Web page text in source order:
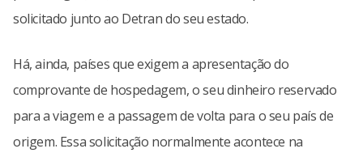
solicitado junto ao Detran do seu estado.
Há, ainda, países que exigem a apresentação do
comprovante de hospedagem, o seu dinheiro reservado
para a viagem e a passagem de volta para o seu país de
origem. Essa solicitação normalmente acontece na